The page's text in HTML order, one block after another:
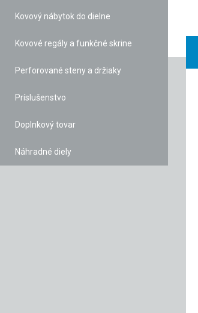
Kovový nábytok do dielne
Kovové regály a funkčné skrine
Perforované steny a držiaky
Príslušenstvo
Doplnkový tovar
Náhradné diely